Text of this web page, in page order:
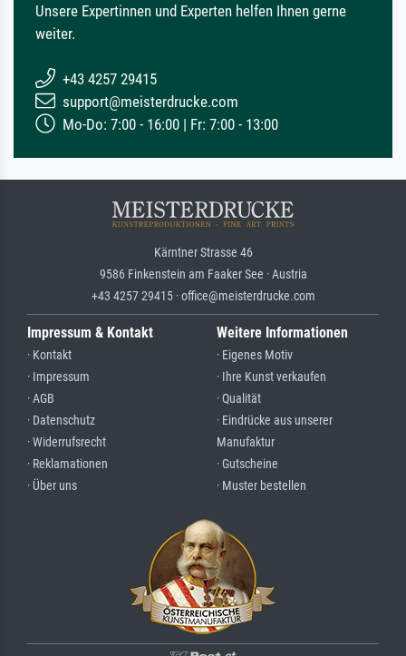
Unsere Expertinnen und Experten helfen Ihnen gerne
weiter.
+43 4257 29415
support@meisterdrucke.com
Mo-Do: 7:00 - 16:00 | Fr: 7:00 - 13:00
Kärntner Strasse 46
9586 Finkenstein am Faaker See · Austria
+43 4257 29415 · office@meisterdrucke.com
Impressum & Kontakt
· Kontakt
· Impressum
· AGB
· Datenschutz
· Widerrufsrecht
· Reklamationen
· Über uns
Weitere Informationen
· Eigenes Motiv
· Ihre Kunst verkaufen
· Qualität
· Eindrücke aus unserer
Manufaktur
· Gutscheine
· Muster bestellen